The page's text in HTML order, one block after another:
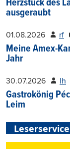
Herzstück des
ausgeraubt
01.08.2026 rf
Meine Amex-
Jahr
30.07.2026 lh
Gastrokönig
Leim
Leserservice